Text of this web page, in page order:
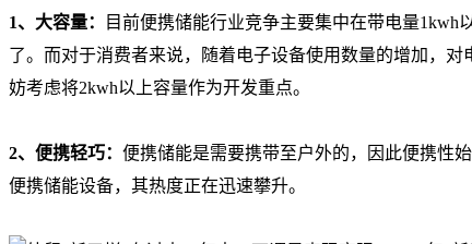
1、大容量：
目前便携储能行业竞争主要集中在带电量
了。而对于消费者来说，随着电子设备使用数量的增加，
妨考虑将2kwh以上容量作为开发重点。
2、便携轻巧： 便携储能是需要携带至户外的，因此便携性
便携储能设备，其热度正在迅速攀升。